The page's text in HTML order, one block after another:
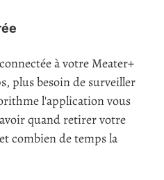
à votre Meater+
plus besoin de surveiller
l'application vous
quand retirer votre
combien de temps la